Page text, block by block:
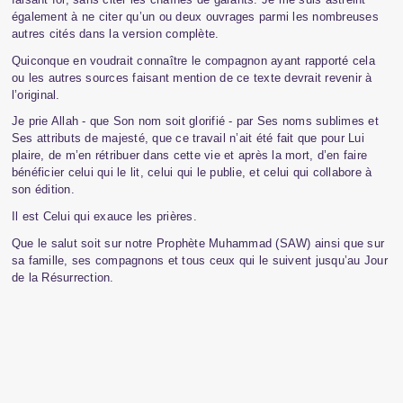
également à ne citer qu’un ou deux ouvrages parmi les nombreuses
autres cités dans la version complète.
Quiconque en voudrait connaître le compagnon ayant rapporté cela
ou les autres sources faisant mention de ce texte devrait revenir à
l’original.
Je prie Allah - que Son nom soit glorifié - par Ses noms sublimes et
Ses attributs de majesté, que ce travail n’ait été fait que pour Lui
plaire, de m’en rétribuer dans cette vie et après la mort, d’en faire
bénéficier celui qui le lit, celui qui le publie, et celui qui collabore à
son édition.
Il est Celui qui exauce les prières.
Que le salut soit sur notre Prophète Muhammad (SAW) ainsi que sur
sa famille, ses compagnons et tous ceux qui le suivent jusqu’au Jour
de la Résurrection.